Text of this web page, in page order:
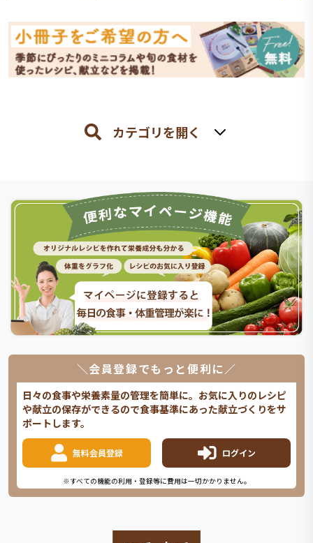
カテゴリを開く
＼会員登録でもっと便利に／
日々の食事や栄養素量の管理を簡単に。お気に入りのレシピ
や献立の保存ができるので食事基準にあった献立づくりをサ
ポートします。
無料会員登録 ログイン
※すべての機能の利用・登録等に費用は一切かかりません。